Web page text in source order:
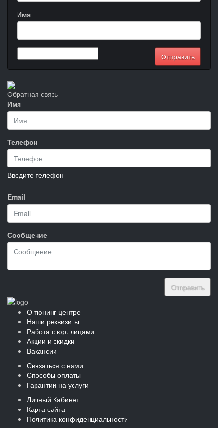
Имя
Обратная связь
Имя
Телефон
Введите телефон
Email
Сообщение
Отправить
О тюнинг центре
Наши реквизиты
Работа с юр. лицами
Акции и скидки
Вакансии
Связаться с нами
Способы оплаты
Гарантии на услуги
Личный Кабинет
Карта сайта
Политика конфиденциальности